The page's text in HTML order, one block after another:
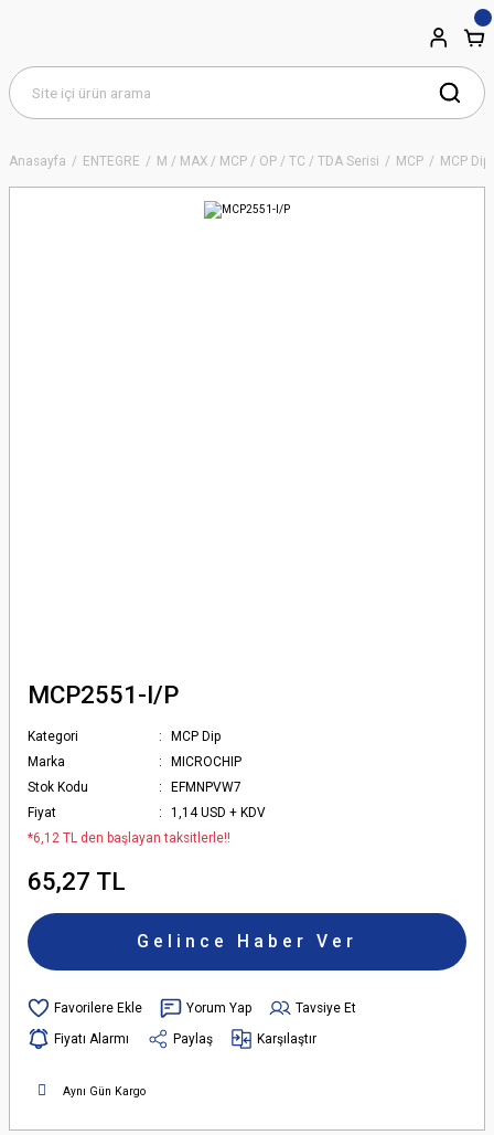
Anasayfa ENTEGRE M / MAX / MCP / OP / TC / TDA Serisi MCP MCP Dip
MCP2551-I/P
Kategori
MCP Dip
Marka
MICROCHIP
Stok Kodu
EFMNPVW7
Fiyat
1,14 USD + KDV
*6,12 TL den başlayan taksitlerle!!
65,27 TL
Gelince Haber Ver
Yorum Yap
Tavsiye Et
Fiyatı Alarmı
Paylaş Karşılaştır
Aynı Gün Kargo